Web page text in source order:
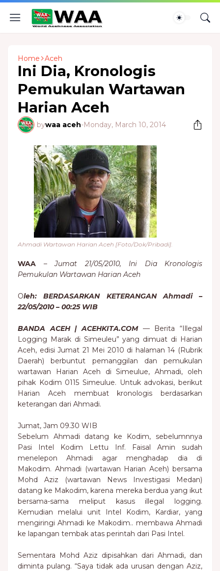
Home Aceh
Ini Dia, Kronologis
Pemukulan Wartawan
Harian Aceh
bywaa aceh-Monday, March 10, 2014
Ahmadi Wartawan Harian Aceh [Foto/Dok/Pribadi].
WAA –Jumat 21/05/2010, Ini Dia Kronologis
Pemukulan Wartawan Harian Aceh
Oleh: BERDASARKAN KETERANGAN Ahmadi –
22/05/2010 – 00:25 WIB
BANDA ACEH | ACEHKITA.COM— Berita “Illegal
Logging Marak di Simeuleu” yang dimuat di Harian
Aceh, edisi Jumat 21 Mei 2010 di halaman 14 (Rubrik
Daerah) berbuntut pemanggilan dan pemukulan
wartawan Harian Aceh di Simeulue, Ahmadi, oleh
pihak Kodim 0115 Simeulue. Untuk advokasi, berikut
Harian Aceh membuat kronologis berdasarkan
keterangan dari Ahmadi.
Jumat, Jam 09.30 WIB
Sebelum Ahmadi datang ke Kodim, sebelumnnya
Pasi Intel Kodim Lettu Inf. Faisal Amin sudah
menelepon Ahmadi agar menghadap dia di
Makodim. Ahmadi (wartawan Harian Aceh) bersama
Mohd Aziz (wartawan News Investigasi Medan)
datang ke Makodim, karena mereka berdua yang ikut
bersama-sama meliput kasus illegal logging.
Kemudian melalui unit Intel Kodim, Kardiar, yang
mengiringi Ahmadi ke Makodim.. membawa Ahmadi
ke lapangan tembak atas perintah dari Pasi Intel.
Sementara Mohd Aziz dipisahkan dari Ahmadi, dan
diminta pulang. “Saya tidak ada urusan dengan Aziz,